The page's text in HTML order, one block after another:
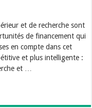
et de recherche sont
de financement qui
en compte dans cet
et plus intelligente :
et …